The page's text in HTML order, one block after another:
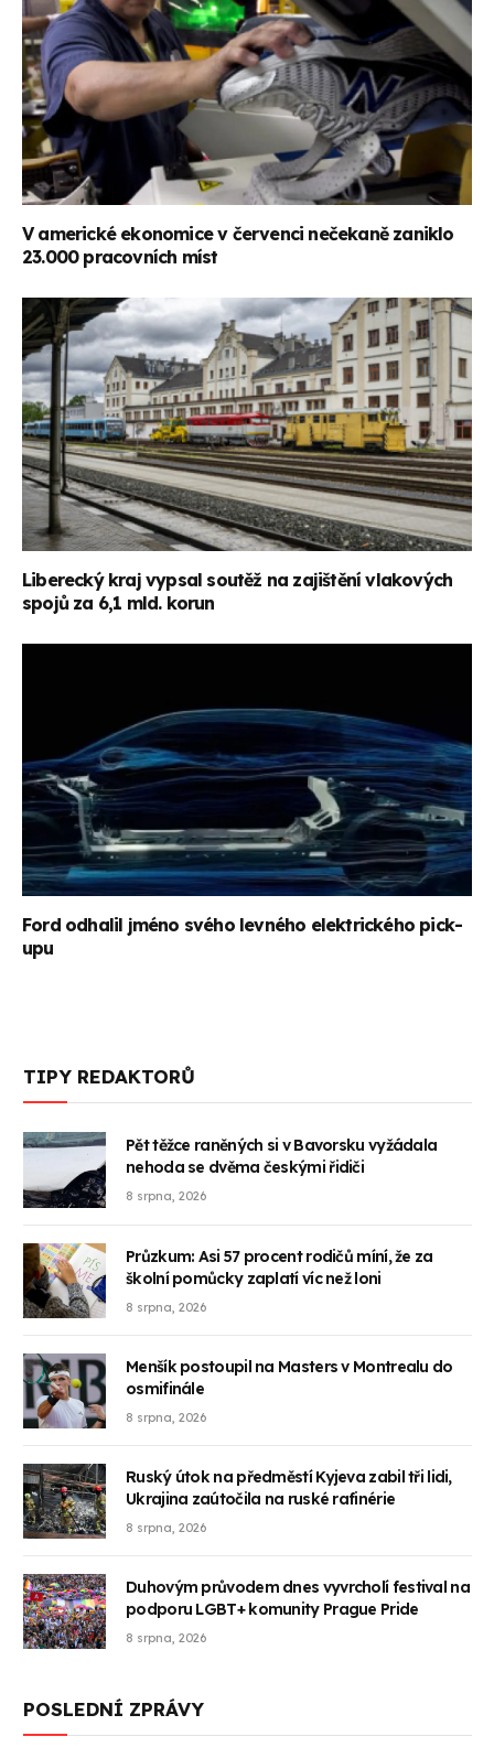
V americké ekonomice v červenci nečekaně zaniklo
23.000 pracovních míst
Liberecký kraj vypsal soutěž na zajištění vlakových
spojů za 6,1 mld. korun
Ford odhalil jméno svého levného elektrického pick-
upu
TIPY REDAKTORŮ
Pět těžce raněných si v Bavorsku vyžádala
nehoda se dvěma českými řidiči
8 srpna, 2026
Průzkum: Asi 57 procent rodičů míní, že za
školní pomůcky zaplatí víc než loni
8 srpna, 2026
Menšík postoupil na Masters v Montrealu do
osmifinále
8 srpna, 2026
Ruský útok na předměstí Kyjeva zabil tři lidi,
Ukrajina zaútočila na ruské rafinérie
8 srpna, 2026
Duhovým průvodem dnes vyvrcholí festival na
podporu LGBT+ komunity Prague Pride
8 srpna, 2026
POSLEDNÍ ZPRÁVY